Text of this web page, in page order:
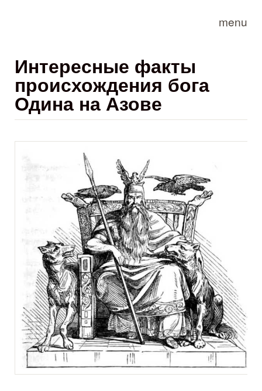
menu
Интересные факты
происхождения бога
Одина на Азове